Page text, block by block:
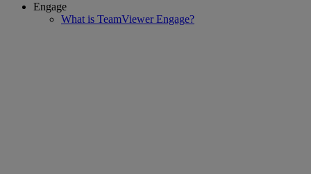
Engage
What is TeamViewer Engage?